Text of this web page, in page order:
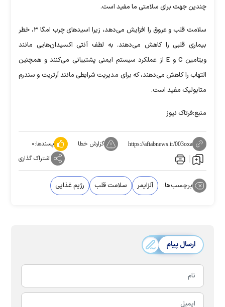
چندین جهت برای سلامتی ما مفید است.
سلامت قلب و عروق را افزایش می‌دهد، زیرا اسید‌های چرب امگا ۳، خطر
بیماری قلبی را کاهش می‌دهند. به لطف آنتی اکسیدان‌هایی مانند
ویتامین C و E از عملکرد سیستم ایمنی پشتیبانی می‌کنند و همچنین
التهاب را کاهش می‌دهند، که برای مدیریت شرایطی مانند آرتریت و سندرم
متابولیک مفید است.
منبع:فرتاک نیوز
https://aftabnews.ir/003oxa گزارش خطا پسندها:۰
اشتراک گذاری
برچسب‌ها: آلزایمر سلامت قلب رژیم غذایی
ارسال پیام